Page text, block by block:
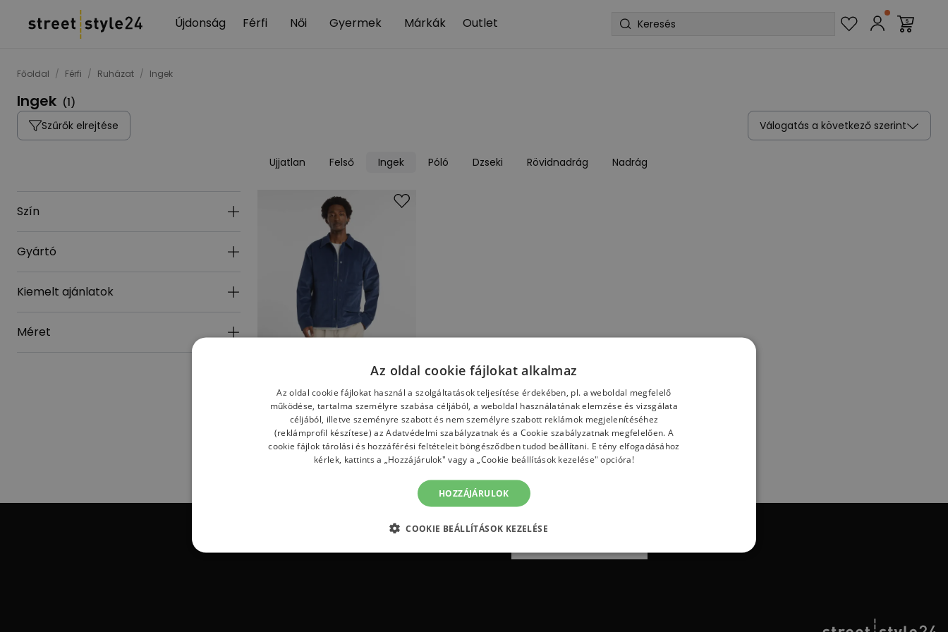
Újdonság Férfi Női Gyermek Márkák Outlet
Főoldal / Férfi / Ruházat / Ingek
Ingek (1)
Szűrők elrejtése
Válogatás a következő szerint
Szín
Gyártó
Kiemelt ajánlatok
Méret
Ujjatlan Felső Ingek Póló Dzseki Rövidnadrág Nadrág
Férfi Ing New Balance
MT53524NNY - sötétkék
Ingek
34 990,00 Ft 54 160,00 Ft
Be the first to know about new arrivals
Az oldal cookie fájlokat alkalmaz
Az oldal cookie fájlokat használ a szolgáltatások teljesítése érdekében, pl. a weboldal megfelelő
működése, tartalma személyre szabása céljából, a weboldal használatának elemzése és vizsgálata
céljából, illetve szeményre szabott és nem személyre szabott reklámok megjelenítéséhez
(reklámprofil készítese) azAdatvédelmi szabályzatnak és a Cookie szabályzatnak megfelelően. A
cookie fájlok tárolási és hozzáférési feltételeit böngésződben tudod beállítani. E tény elfogadásához
kérlek, kattints a „Hozzájárulok" vagy a „Cookie beállítások kezelése" opcióra!
HOZZÁJÁRULOK
COOKIE BEÁLLÍTÁSOK KEZELÉSE